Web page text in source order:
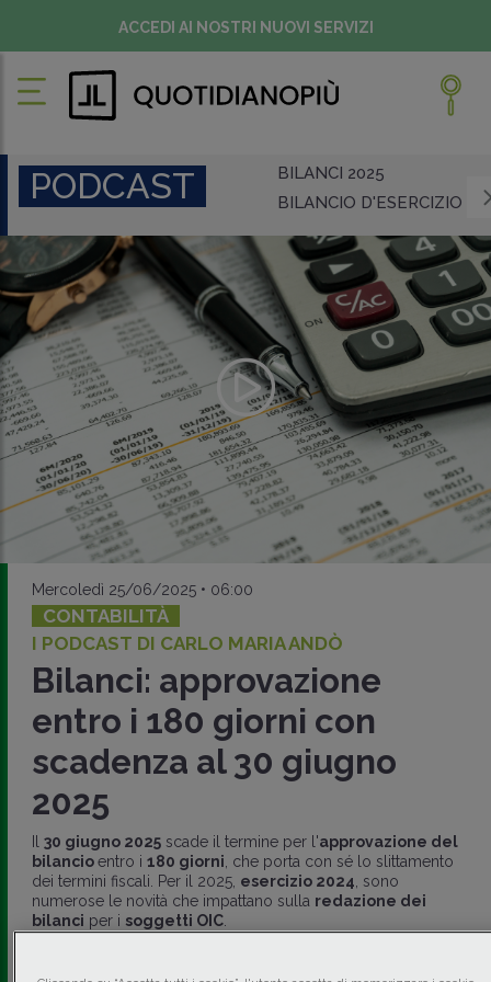
ACCEDI AI NOSTRI NUOVI SERVIZI
PODCAST
BILANCI 2025
BILANCIO D'ESERCIZIO
Mercoledì 25/06/2025 • 06:00
CONTABILITÀ
I PODCAST DI CARLO MARIA ANDÒ
Bilanci: approvazione
entro i 180 giorni con
scadenza al 30 giugno
2025
30 giugno 2025scade il termine per l'approvazione del
bilancioentro i 180 giorni , che porta con sé lo slittamento
dei termini fiscali. Per il 2025, esercizio 2024 , sono
numerose le novità che impattano sulla redazione dei
bilanci per i soggetti OIC.